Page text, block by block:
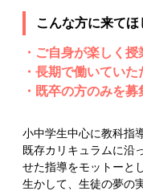
こんな方に来てほ
・ご自身が楽しく
・長期で働いてい
・既卒の方のみを
小中学生中心に教科指
既存カリキュラムに沿
せた指導をモットーと
生かして、生徒の夢の